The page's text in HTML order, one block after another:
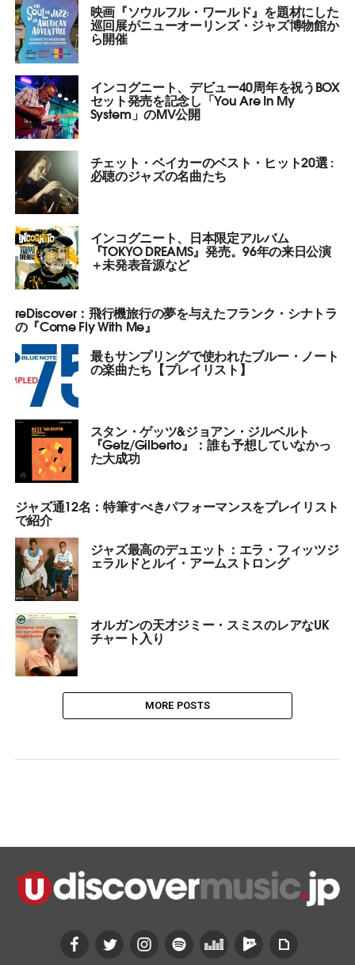
映画『ソウルフル・ワールド』を題材にした
巡回展がニューオーリンズ・ジャズ博物館か
ら開催
インコグニート、デビュー40周年を祝うBOX
セット発売を記念し「You Are In My
System」のMV公開
チェット・ベイカーのベスト・ヒット20選 :
必聴のジャズの名曲たち
インコグニート、日本限定アルバム
『TOKYO DREAMS』発売。96年の来日公演
＋未発表音源など
reDiscover：飛行機旅行の夢を与えたフランク・シナトラ
の『Come Fly With Me』
最もサンプリングで使われたブルー・ノート
の楽曲たち【プレイリスト】
スタン・ゲッツ&ジョアン・ジルベルト
『Getz/Gilberto』：誰も予想していなかっ
た大成功
ジャズ通12名：特筆すべきパフォーマンスをプレイリスト
で紹介
ジャズ最高のデュエット：エラ・フィッツジ
ェラルドとルイ・アームストロング
オルガンの天才ジミー・スミスのレアなUK
チャート入り
MORE POSTS